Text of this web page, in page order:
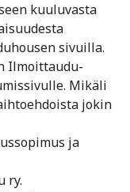
kuuluvasta
sivuilla.
Ilmoittaudu-
Mikäli
jokin
ja
ry.